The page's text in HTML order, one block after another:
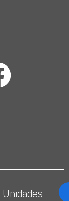
Unidades